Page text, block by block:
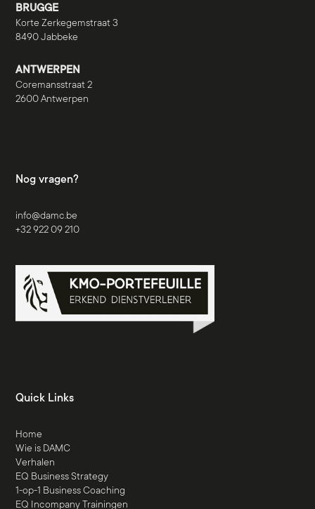
BRUGGE
Korte Zerkegemstraat 3
8490 Jabbeke
ANTWERPEN
Coremansstraat 2
2600 Antwerpen
Nog vragen?
info@damc.be
+32 922 09 210
Quick Links
Home
Wie is DAMC
Verhalen
EQ Business Strategy
1-op-1 Business Coaching
EQ Incompany Trainingen